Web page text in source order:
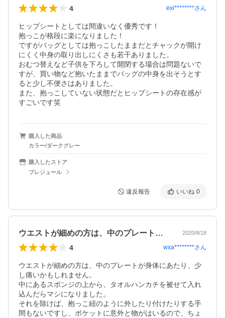
4 exi********さん
ヒップシートとしては間違いなく優秀です！
抱っこが格段に楽になりました！
ですがバッグとしては抱っこしたままだとチャックが開け
にくく中身の取り出しにくさも若干ありました。
おむつ替えなど子供を下ろして開閉する場合は問題ないで
すが、買い物など抱いたままでバッグの中身を出そうとす
ると少し不便さはありました。
また、抱っこしていない状態だとヒップシートの存在感が
すごいです笑
購入した商品
カラー/ダークグレー
購入したストア
プレジュール
違反報告 いいね 0
ウエストが細めの方は、中のプレートが身… 2020/8/18
4 wxa********さん
ウエストが細めの方は、中のプレートが身体にあたり、少
し痛いかもしれません。
中にあるスポンジの上から、タオルハンカチを被せて入れ
込んだらマシになりました。
それを除けば、抱っこ紐のように外したり付けたりする手
間もないですし、ポケットに意外と物がはいるので、ちょ